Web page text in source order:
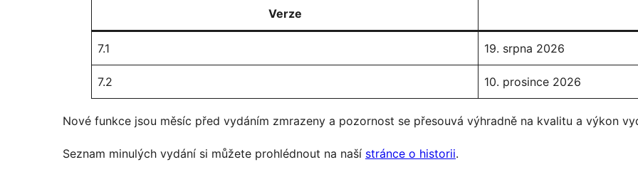
Verze
7.1 19. srpna 2026
7.2 10. prosince 2026
Nové funkce jsou měsíc před vydáním zmrazeny a pozornost se přesouvá výhradně na kvalitu a výkon
Seznam minulých vydání si můžete prohlédnout na naší stránce o historii.